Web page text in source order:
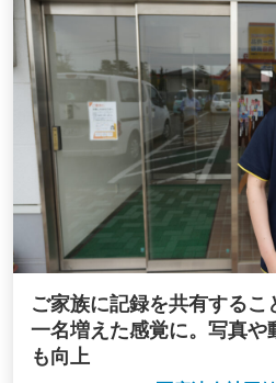
ご家族に記録を共有するこ
一名増えた感覚に。写真や
も向上